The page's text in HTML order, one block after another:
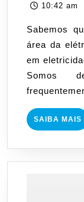
10:42 am
Sabemos
área da
em
Somos
SAIBA MAIS